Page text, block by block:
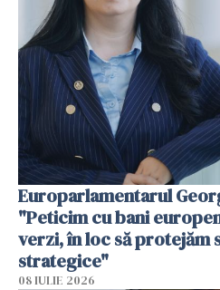
Europarlamentarul
"Peticim cu bani
verzi, în loc să protejăm
strategice"
08 IULIE 2026